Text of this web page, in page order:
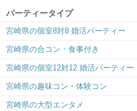
パーティータイプ
宮崎県の個室8対8 婚活パーティー
宮崎県の合コン・食事付き
宮崎県の個室12対12 婚活パーティー
宮崎県の趣味コン・体験コン
宮崎県の大型エンタメ